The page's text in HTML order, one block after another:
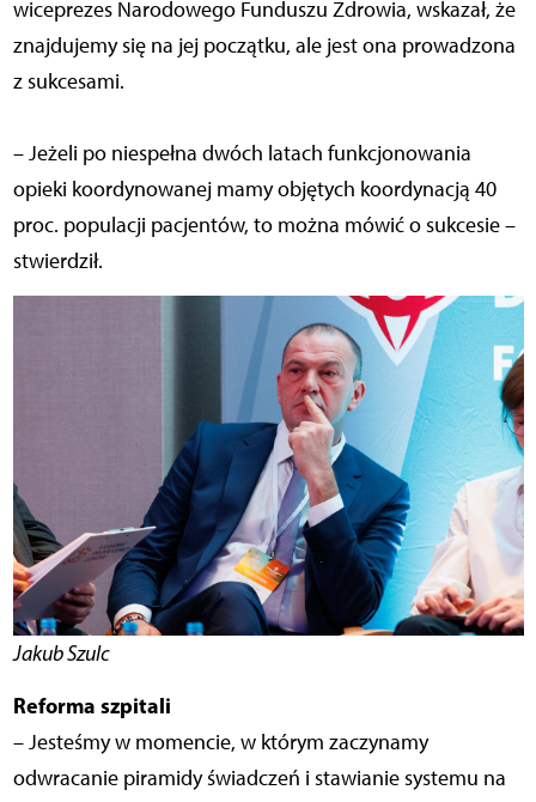
wiceprezes Narodowego Funduszu Zdrowia, wskazał, że
znajdujemy się na jej początku, ale jest ona prowadzona
z sukcesami.
– Jeżeli po niespełna dwóch latach funkcjonowania
opieki koordynowanej mamy objętych koordynacją 40
proc. populacji pacjentów, to można mówić o sukcesie –
stwierdził.
Jakub Szulc
Reforma szpitali
– Jesteśmy w momencie, w którym zaczynamy
odwracanie piramidy świadczeń i stawianie systemu na